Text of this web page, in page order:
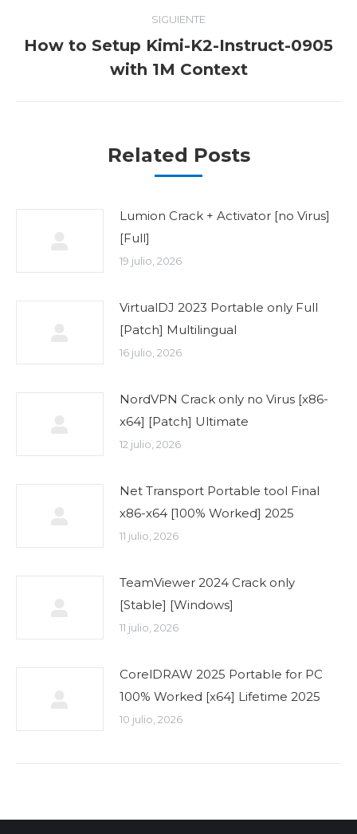
publicaciones
SIGUIENTE
Publicación
siguiente:
How to Setup Kimi-K2-Instruct-0905
with 1M Context
Related Posts
Lumion Crack + Activator [no Virus]
[Full]
19 julio, 2026
VirtualDJ 2023 Portable only Full
[Patch] Multilingual
16 julio, 2026
NordVPN Crack only no Virus [x86-
x64] [Patch] Ultimate
12 julio, 2026
Net Transport Portable tool Final
x86-x64 [100% Worked] 2025
11 julio, 2026
TeamViewer 2024 Crack only
[Stable] [Windows]
11 julio, 2026
CorelDRAW 2025 Portable for PC
100% Worked [x64] Lifetime 2025
10 julio, 2026